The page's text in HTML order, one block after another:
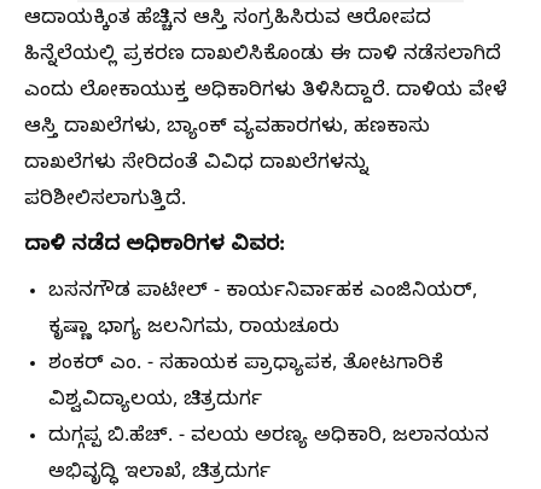
ಆದಾಯಕ್ಕಿಂತ ಹೆಚ್ಚಿನ ಆಸ್ತಿ ಸಂಗ್ರಹಿಸಿರುವ ಆರೋಪದ
ಹಿನ್ನೆಲೆಯಲ್ಲಿ ಪ್ರಕರಣ ದಾಖಲಿಸಿಕೊಂಡು ಈ ದಾಳಿ ನಡೆಸಲಾಗಿದೆ
ಎಂದು ಲೋಕಾಯುಕ್ತ ಅಧಿಕಾರಿಗಳು ತಿಳಿಸಿದ್ದಾರೆ. ದಾಳಿಯ ವೇಳೆ
ಆಸ್ತಿ ದಾಖಲೆಗಳು, ಬ್ಯಾಂಕ್ ವ್ಯವಹಾರಗಳು, ಹಣಕಾಸು
ದಾಖಲೆಗಳು ಸೇರಿದಂತೆ ವಿವಿಧ ದಾಖಲೆಗಳನ್ನು
ಪರಿಶೀಲಿಸಲಾಗುತ್ತಿದೆ.
ದಾಳಿ ನಡೆದ ಅಧಿಕಾರಿಗಳ ವಿವರ:
ಬಸನಗೌಡ ಪಾಟೀಲ್ - ಕಾರ್ಯನಿರ್ವಾಹಕ ಎಂಜಿನಿಯರ್,
ಕೃಷ್ಣಾ ಭಾಗ್ಯ ಜಲನಿಗಮ, ರಾಯಚೂರು
ಶಂಕರ್ ಎಂ. - ಸಹಾಯಕ ಪ್ರಾಧ್ಯಾಪಕ, ತೋಟಗಾರಿಕೆ
ವಿಶ್ವವಿದ್ಯಾಲಯ, ಚಿತ್ರದುರ್ಗ
ದುಗ್ಗಪ್ಪ ಬಿ.ಹೆಚ್. - ವಲಯ ಅರಣ್ಯ ಅಧಿಕಾರಿ, ಜಲಾನಯನ
ಅಭಿವೃದ್ಧಿ ಇಲಾಖೆ, ಚಿತ್ರದುರ್ಗ